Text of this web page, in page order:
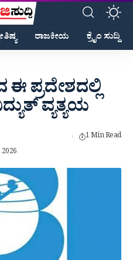
ರಾಜಕೀಯ ಕ್ರೈಂ ಸುದ್ದಿ
ಪ್ರದೇಶದಲ್ಲಿ
ವ್ಯತ್ಯಯ
1 Min Read